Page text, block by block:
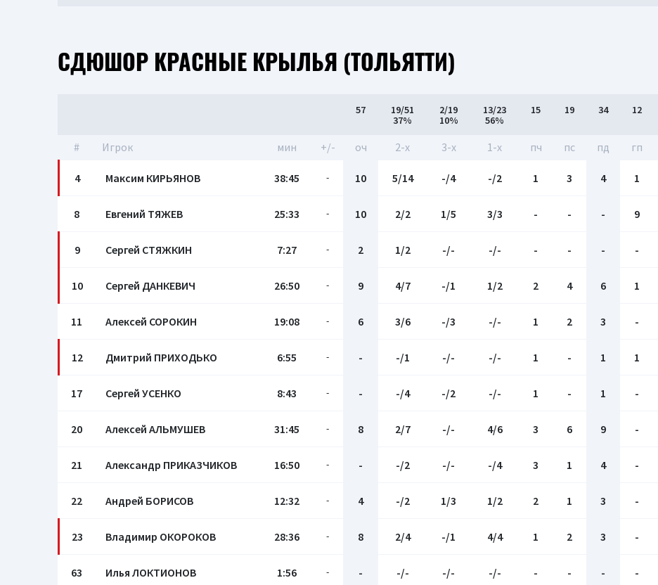
СДЮШОР КРАСНЫЕ КРЫЛЬЯ (ТОЛЬЯТТИ)
57
19/51
37%
2/19
10%
13/23
56%
15 19 34 12
# Игрок мин +/- оч 2-x 3-x 1-x пч пс пд гп
4 Максим КИРЬЯНОВ 38:45 - 10 5/14 -/4 -/2 1 3 4 1
8 Евгений ТЯЖЕВ 25:33 - 10 2/2 1/5 3/3 - - - 9
9 Сергей СТЯЖКИН 7:27 - 2 1/2 -/- -/- - - - -
10 Сергей ДАНКЕВИЧ 26:50 - 9 4/7 -/1 1/2 2 4 6 1
11 Алексей СОРОКИН 19:08 - 6 3/6 -/3 -/- 1 2 3 -
12 Дмитрий ПРИХОДЬКО 6:55 - - -/1 -/- -/- 1 - 1 1
17 Сергей УСЕНКО 8:43 - - -/4 -/2 -/- 1 - 1 -
20 Алексей АЛЬМУШЕВ 31:45 - 8 2/7 -/- 4/6 3 6 9 -
21 Александр ПРИКАЗЧИКОВ 16:50 - - -/2 -/- -/4 3 1 4 -
22 Андрей БОРИСОВ 12:32 - 4 -/2 1/3 1/2 2 1 3 -
23 Владимир ОКОРОКОВ 28:36 - 8 2/4 -/1 4/4 1 2 3 -
63 Илья ЛОКТИОНОВ 1:56 - - -/- -/- -/- - - - -